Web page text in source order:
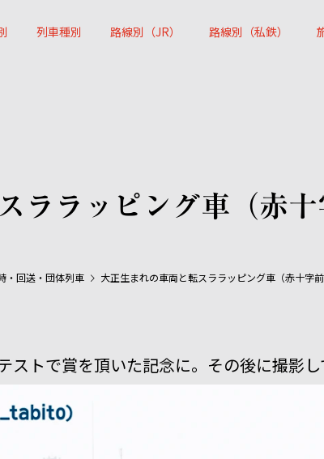
列車種別 路線別（JR） 路線別（私鉄）
ララッピング車（赤
・回送・団体列車 大正生まれの車両と転スララッピング車（赤十字
ストで賞を頂いた記念に。その後に撮影